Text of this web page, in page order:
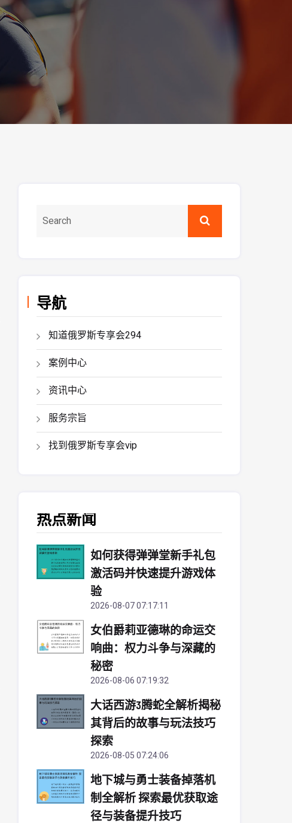
导航
知道俄罗斯专享会294
案例中心
资讯中心
服务宗旨
找到俄罗斯专享会vip
热点新闻
如何获得弹弹堂新手礼包
激活码并快速提升游戏体
验
2026-08-07 07:17:11
女伯爵莉亚德琳的命运交
响曲：权力斗争与深藏的
秘密
2026-08-06 07:19:32
大话西游3腾蛇全解析揭秘
其背后的故事与玩法技巧
探索
2026-08-05 07:24:06
地下城与勇士装备掉落机
制全解析 探索最优获取途
径与装备提升技巧